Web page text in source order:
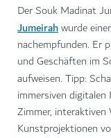
Der Souk Madinat
Jumeirahwurde
nachempfunden. Er
und Geschäften im
aufweisen. Tipp:
immersiven
Zimmer,
Kunstprojektionen